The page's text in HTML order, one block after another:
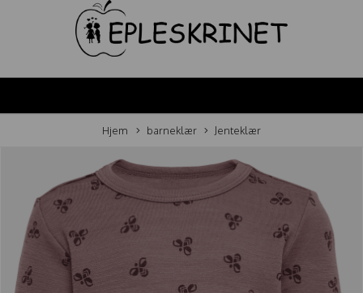
Hjem barneklær Jenteklær